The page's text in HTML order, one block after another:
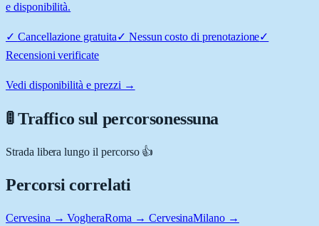
e disponibilità.
✓ Cancellazione gratuita✓ Nessun costo di prenotazione✓
Recensioni verificate
Vedi disponibilità e prezzi →
🚦 Traffico sul percorsonessuna
Strada libera lungo il percorso 👍
Percorsi correlati
Cervesina → VogheraRoma → CervesinaMilano →